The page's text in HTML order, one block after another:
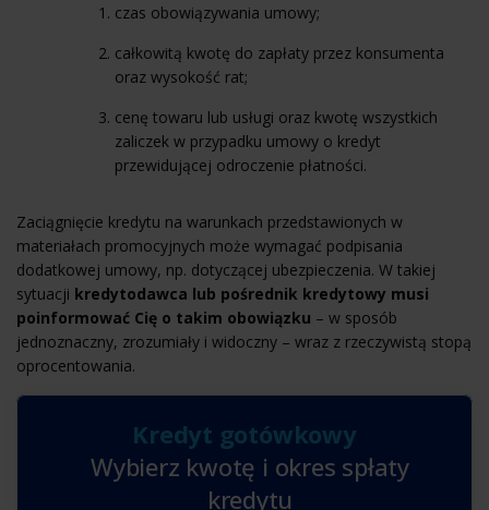
czas obowiązywania umowy;
całkowitą kwotę do zapłaty przez konsumenta
oraz wysokość rat;
cenę towaru lub usługi oraz kwotę wszystkich
zaliczek w przypadku umowy o kredyt
przewidującej odroczenie płatności.
Zaciągnięcie kredytu na warunkach przedstawionych w
materiałach promocyjnych może wymagać podpisania
dodatkowej umowy, np. dotyczącej ubezpieczenia. W takiej
sytuacji kredytodawca lub pośrednik kredytowy musi
poinformować Cię o takim obowiązku – w sposób
jednoznaczny, zrozumiały i widoczny – wraz z rzeczywistą stopą
oprocentowania.
Kredyt gotówkowy
Wybierz kwotę i okres spłaty
kredytu